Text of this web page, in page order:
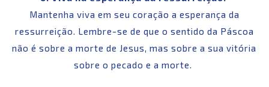
Mantenha viva em seu coração a esperança da
ressurreição. Lembre-se de que o sentido da Páscoa
não é sobre a morte de Jesus, mas sobre a sua vitória
sobre o pecado e a morte.